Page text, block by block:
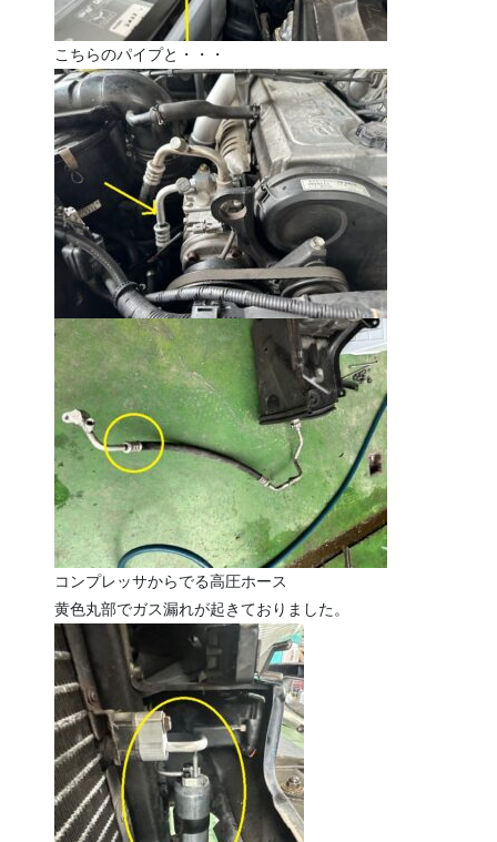
こちらのパイプと・・・
コンプレッサからでる高圧ホース
黄色丸部でガス漏れが起きておりました。